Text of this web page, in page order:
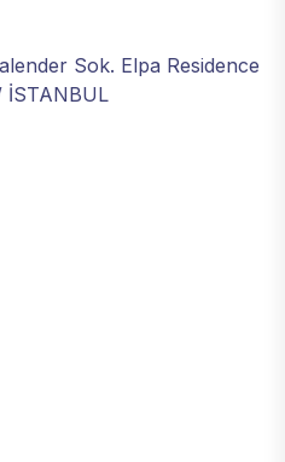
Sok. Elpa Residence
İSTANBUL